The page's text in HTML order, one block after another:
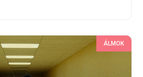
ÁLMOK